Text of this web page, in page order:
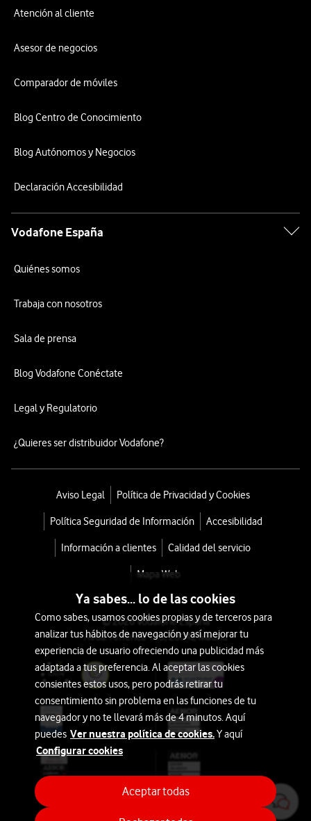
Atención al cliente
Asesor de negocios
Comparador de móviles
Blog Centro de Conocimiento
Blog Autónomos y Negocios
Declaración Accesibilidad
Vodafone España
Quiénes somos
Trabaja con nosotros
Sala de prensa
Blog Vodafone Conéctate
Legal y Regulatorio
¿Quieres ser distribuidor Vodafone?
Aviso Legal Política de Privacidad y Cookies
Política Seguridad de Información Accesibilidad
Información a clientes Calidad del servicio
Mapa Web
© 2026 Vodafone España
Avda. América 115, 28042 Madrid
Ya sabes... lo de las cookies
Como sabes, usamos cookies propias y de terceros para
analizar tus hábitos de navegación y así mejorar tu
experiencia de usuario ofreciendo una publicidad más
adaptada a tus preferencia. Al aceptar las cookies
consientes estos usos, pero podrás retirar tu
consentimiento sin problema en las funciones de tu
navegador y no te llevará más de 4 minutos. Aquí
puedes Ver nuestra política de cookies.Y aquí
Configurar cookies
Aceptar todas